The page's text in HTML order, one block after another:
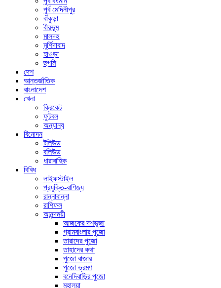
পূর্ব মেদিনীপুর
বাঁকুড়া
বীরভূম
মালদহ
মুর্শিদাবাদ
হাওড়া
হুগলি
দেশ
আন্তর্জাতিক
বাংলাদেশ
খেলা
ক্রিকেট
ফুটবল
অন্যান্য
বিনোদন
টলিউড
বলিউড
ধারাবাহিক
বিবিধ
লাইফস্টাইল
প্রযুক্তি-বাণিজ্য
রান্নাবান্না
রাশিফল
আনন্দময়ী
আজকের দশভূজা
গ্রামবাংলার পুজো
তারাদের পুজো
তাহাদের কথা
পুজো বাজার
পুজো ভ্রমণ
বনেদিবাড়ির পুজো
মহালয়া